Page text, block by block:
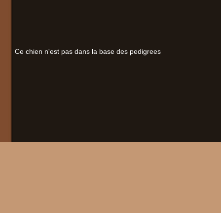
Ce chien n'est pas dans la base des pedigrees